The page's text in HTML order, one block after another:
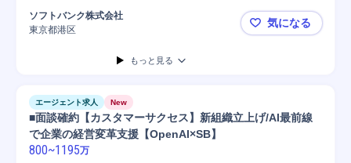
ソフトバンク株式会社
東京都港区
🔴面談確約
気になる
もっと見る
エージェント求人 New
■面談確約【カスタマーサクセス】新組織立上げ/AI最前線
で企業の経営変革支援【OpenAI×SB】
800~1195万